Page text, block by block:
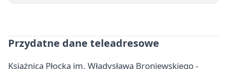
Przydatne dane teleadresowe
Książnica Płocka im. Władysława Broniewskiego -